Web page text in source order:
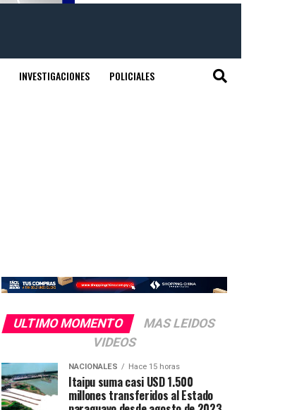
INVESTIGACIONES POLICIALES
ULTIMO MOMENTO
MAS LEIDOS
VIDEOS
NACIONALES Hace 15 horas
Itaipu suma casi USD 1.500
millones transferidos al Estado